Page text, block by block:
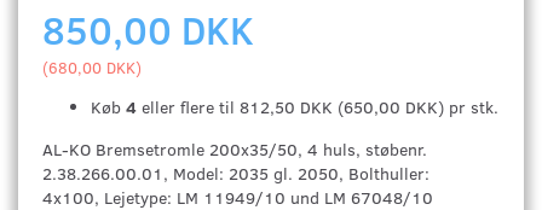
850,00 DKK
(680,00 DKK)
Køb 4 eller flere til 812,50 DKK (650,00 DKK) pr stk.
AL-KO Bremsetromle 200x35/50, 4 huls, støbenr.
2.38.266.00.01, Model: 2035 gl. 2050, Bolthuller:
4x100, Lejetype: LM 11949/10 und LM 67048/10